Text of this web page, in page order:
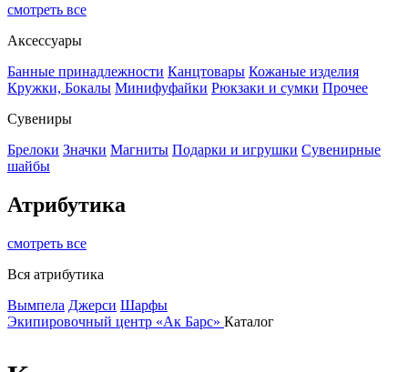
смотреть все
Аксессуары
Банные принадлежности Канцтовары Кожаные изделия
Кружки, Бокалы Минифуфайки Рюкзаки и сумки Прочее
Сувениры
Брелоки Значки Магниты Подарки и игрушки Сувенирные
шайбы
Атрибутика
смотреть все
Вся атрибутика
Вымпела Джерси Шарфы
Экипировочный центр «Ак Барс» Каталог